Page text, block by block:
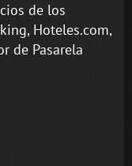
de los
Hoteles.com,
de Pasarela